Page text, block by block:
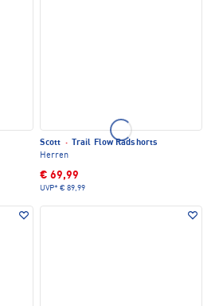
Scott ·
Trail Flow Radshorts
Herren
€ 69,99
UVP* € 89,99